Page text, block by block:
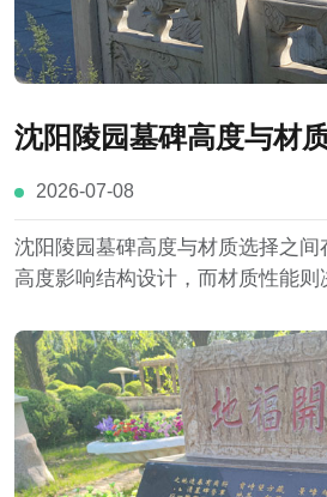
沈阳陵园墓碑高度与材
联？
2026-07-08
沈阳陵园墓碑高度与材质选择之
高度影响结构设计，而材质性能则
各具特点，在实际设计过程中，
条件、陵园规划要求以及家庭需求